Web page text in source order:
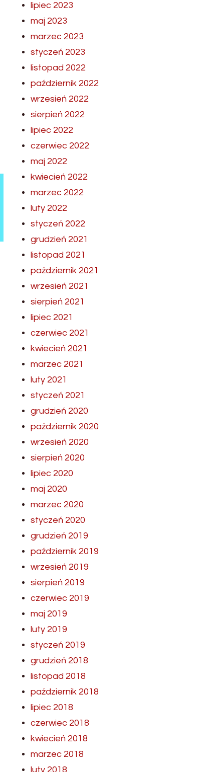
lipiec 2023
maj 2023
marzec 2023
styczeń 2023
listopad 2022
październik 2022
wrzesień 2022
sierpień 2022
lipiec 2022
czerwiec 2022
maj 2022
kwiecień 2022
marzec 2022
luty 2022
styczeń 2022
grudzień 2021
listopad 2021
październik 2021
wrzesień 2021
sierpień 2021
lipiec 2021
czerwiec 2021
kwiecień 2021
marzec 2021
luty 2021
styczeń 2021
grudzień 2020
październik 2020
wrzesień 2020
sierpień 2020
lipiec 2020
maj 2020
marzec 2020
styczeń 2020
grudzień 2019
październik 2019
wrzesień 2019
sierpień 2019
czerwiec 2019
maj 2019
luty 2019
styczeń 2019
grudzień 2018
listopad 2018
październik 2018
lipiec 2018
czerwiec 2018
kwiecień 2018
marzec 2018
luty 2018